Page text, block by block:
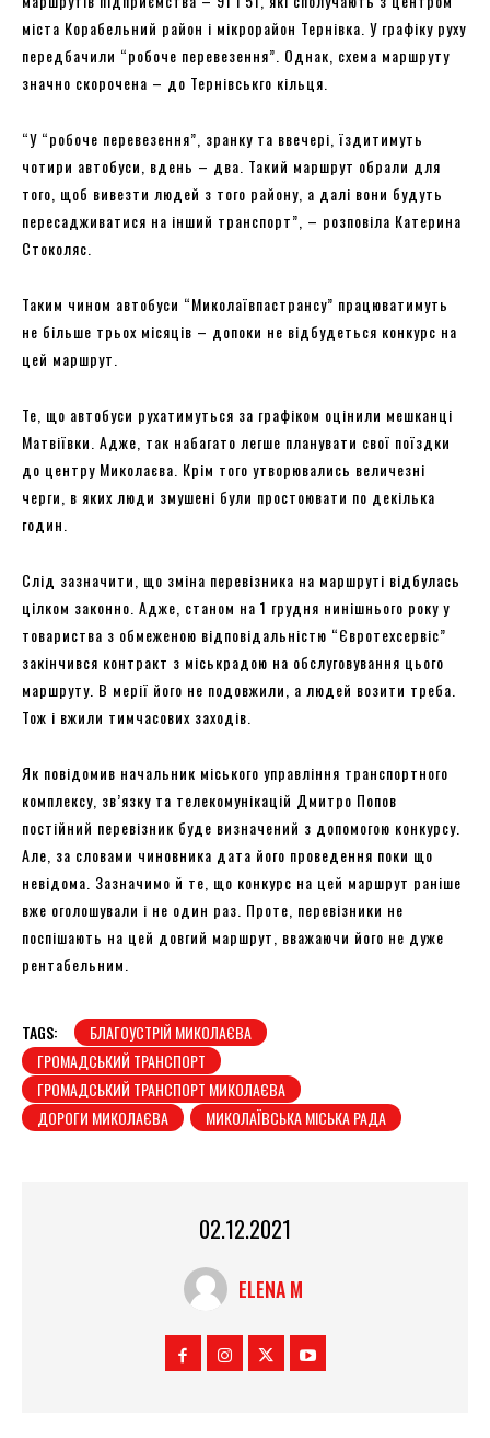
міста Корабельний район і мікрорайон Тернівка. У графіку руху
передбачили “робоче перевезення”. Однак, схема маршруту
значно скорочена – до Тернівськго кільця.
“У “робоче перевезення”, зранку та ввечері, їздитимуть
чотири автобуси, вдень – два. Такий маршрут обрали для
того, щоб вивезти людей з того району, а далі вони будуть
пересадживатися на інший транспорт”, – розповіла Катерина
Стоколяс.
Таким чином автобуси “Миколаївпастрансу” працюватимуть
не більше трьох місяців – допоки не відбудеться конкурс на
цей маршрут.
Те, що автобуси рухатимуться за графіком оцінили мешканці
Матвіївки. Адже, так набагато легше планувати свої поїздки
до центру Миколаєва. Крім того утворювались величезні
черги, в яких люди змушені були простоювати по декілька
годин.
Слід зазначити, що зміна перевізника на маршруті відбулась
цілком законно. Адже, станом на 1 грудня нинішнього року у
товариства з обмеженою відповідальністю “Євротехсервіс”
закінчився контракт з міськрадою на обслуговування цього
маршруту. В мерії його не подовжили, а людей возити треба.
Тож і вжили тимчасових заходів.
Як повідомив начальник міського управління транспортного
комплексу, зв’язку та телекомунікацій Дмитро Попов
постійний перевізник буде визначений з допомогою конкурсу.
Але, за словами чиновника дата його проведення поки що
невідома. Зазначимо й те, що конкурс на цей маршрут раніше
вже оголошували і не один раз. Проте, перевізники не
поспішають на цей довгий маршрут, вважаючи його не дуже
рентабельним.
TAGS:
БЛАГОУСТРІЙ МИКОЛАЄВА
ГРОМАДСЬКИЙ ТРАНСПОРТ
ГРОМАДСЬКИЙ ТРАНСПОРТ МИКОЛАЄВА
ДОРОГИ МИКОЛАЄВА
МИКОЛАЇВСЬКА МІСЬКА РАДА
02.12.2021
ELENA M